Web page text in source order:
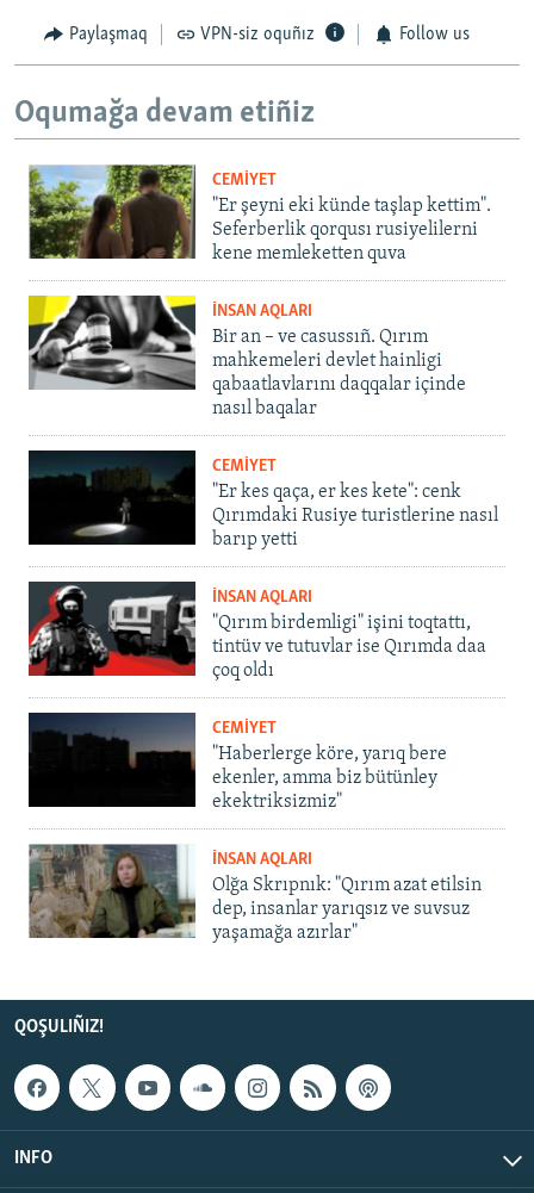
Paylaşmaq VPN-siz oquñız Follow us
Oqumağa devam etiñiz
CEMİYET
"Er şeyni eki künde taşlap kettim".
Seferberlik qorqusı rusiyelilerni
kene memleketten quva
İNSAN AQLARI
Bir an – ve casussıñ. Qırım
mahkemeleri devlet hainligi
qabaatlavlarını daqqalar içinde
nasıl baqalar
CEMİYET
"Er kes qaça, er kes kete": cenk
Qırımdaki Rusiye turistlerine nasıl
barıp yetti
İNSAN AQLARI
"Qırım birdemligi" işini toqtattı,
tintüv ve tutuvlar ise Qırımda daa
çoq oldı
CEMİYET
"Haberlerge köre, yarıq bere
ekenler, amma biz bütünley
ekektriksizmiz"
İNSAN AQLARI
Olğa Skrıpnık: "Qırım azat etilsin
dep, insanlar yarıqsız ve suvsuz
yaşamağa azırlar"
QOŞULIÑIZ!
INFO